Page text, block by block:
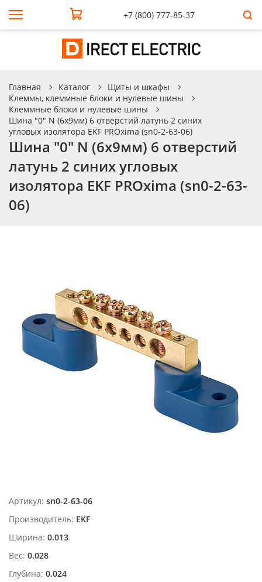
+7 (800) 777-85-37
Главная Каталог
Щиты и шкафы
Клеммы, клеммные блоки и нулевые шины
Клеммные блоки и нулевые шины
Шина "0" N (6х9мм) 6 отверстий латунь 2 синих
угловых изолятора EKF PROxima (sn0-2-63-06)
Шина "0" N (6х9мм) 6 отверстий
латунь 2 синих угловых
изолятора EKF PROxima (sn0-2-63-
06)
Артикул: sn0-2-63-06
Производитель: EKF
Ширина: 0.013
Вес: 0.028
Глубина: 0.024